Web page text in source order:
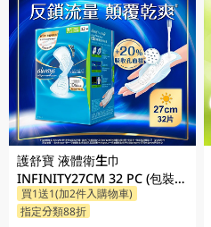
護舒寶 液體衛生巾
INFINITY27CM 32 PC (包裝隨
機發放)
買1送1(加2件入購物車)
指定分類88折